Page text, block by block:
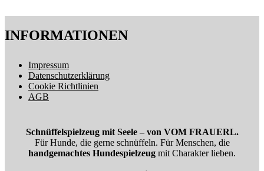
INFORMATIONEN
Impressum
Datenschutzerklärung
Cookie Richtlinien
AGB
Schnüffelspielzeug mit Seele – von VOM FRAUERL.
Für Hunde, die gerne schnüffeln. Für Menschen, die
handgemachtes Hundespielzeug mit Charakter lieben.